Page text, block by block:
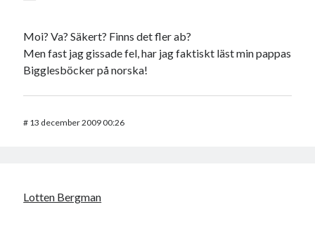
Moi? Va? Säkert? Finns det fler ab?
Men fast jag gissade fel, har jag faktiskt läst min pappas
Bigglesböcker på norska!
# 13 december 2009 00:26
Lotten Bergman